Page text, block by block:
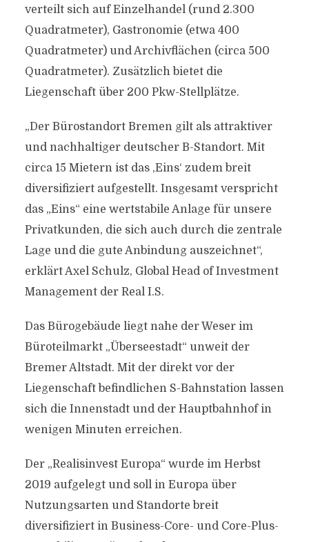
verteilt sich auf Einzelhandel (rund 2.300
Quadratmeter), Gastronomie (etwa 400
Quadratmeter) und Archivflächen (circa 500
Quadratmeter). Zusätzlich bietet die
Liegenschaft über 200 Pkw-Stellplätze.
„Der Bürostandort Bremen gilt als attraktiver
und nachhaltiger deutscher B-Standort. Mit
circa 15 Mietern ist das ,Eins‘ zudem breit
diversifiziert aufgestellt. Insgesamt verspricht
das „Eins“ eine wertstabile Anlage für unsere
Privatkunden, die sich auch durch die zentrale
Lage und die gute Anbindung auszeichnet“,
erklärt Axel Schulz, Global Head of Investment
Management der Real I.S.
Das Bürogebäude liegt nahe der Weser im
Büroteilmarkt „Überseestadt“ unweit der
Bremer Altstadt. Mit der direkt vor der
Liegenschaft befindlichen S-Bahnstation lassen
sich die Innenstadt und der Hauptbahnhof in
wenigen Minuten erreichen.
Der „Realisinvest Europa“ wurde im Herbst
2019 aufgelegt und soll in Europa über
Nutzungsarten und Standorte breit
diversifiziert in Business-Core- und Core-Plus-